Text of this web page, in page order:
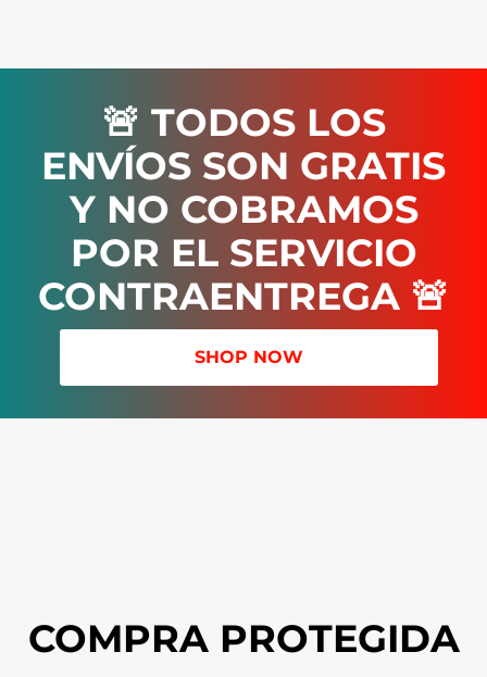
🚨 TODOS LOS
ENVÍOS SON GRATIS
Y NO COBRAMOS
POR EL SERVICIO
CONTRAENTREGA 🚨
SHOP NOW
COMPRA PROTEGIDA